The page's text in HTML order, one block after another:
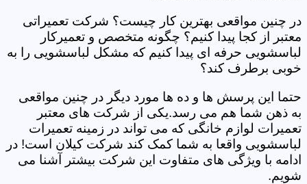
در چنین مواقعی بهترین کار چیست؟ شرکت تعمیراتی
معتبر از کجا پیدا کنیم؟ چگونه متخصص و تعمیرکار
لباسشویی حرفه ای پیدا کنیم که مشکل لباسشویی را به
خوبی برطرف کند؟
حتما این پرسش ها و ده ها مورد دیگر در چنین مواقعی
به ذهن شما هم می رسد.یکی از شرکت های معتبر
تعمیرات لوازم خانگی که می تواند در زمینه تعمیرات
لباسشویی واقعا به شما کمک کند شرکت کیلان است! در
ادامه با ویژگی های متفاوت این شرکت بیشتر آشنا می
شویم.